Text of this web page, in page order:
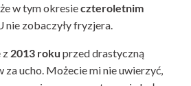
w tym okresieczteroletnim
nie zobaczyły fryzjera.
z 2013 roku przed drastyczną
za ucho. Możecie mi nie uwierzyć,